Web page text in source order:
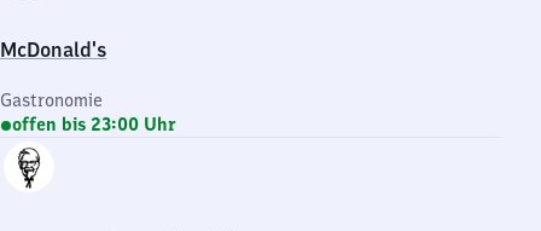
McDonald's
Gastronomie
offen bis 23:00 Uhr